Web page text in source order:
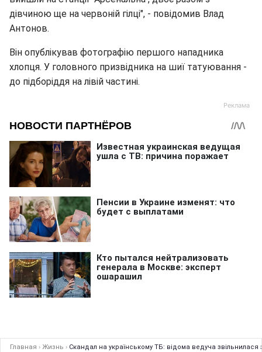
дівчиною ще на червоній гілці", - повідомив Влад
Антонов.
Він опублікував фотографію першого нападника
хлопця. У головного призвідника на шиї татуювання -
до підборіддя на лівій частині.
Главная › Жизнь › Скандал на українському ТБ: відома ведуча